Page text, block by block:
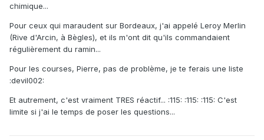
chimique...
Pour ceux qui maraudent sur Bordeaux, j'ai appelé Leroy Merlin
(Rive d'Arcin, à Bègles), et ils m'ont dit qu'ils commandaient
régulièrement du ramin...
Pour les courses, Pierre, pas de problème, je te ferais une liste
:devil002:
Et autrement, c'est vraiment TRES réactif... :115: :115: :115: C'est
limite si j'ai le temps de poser les questions...